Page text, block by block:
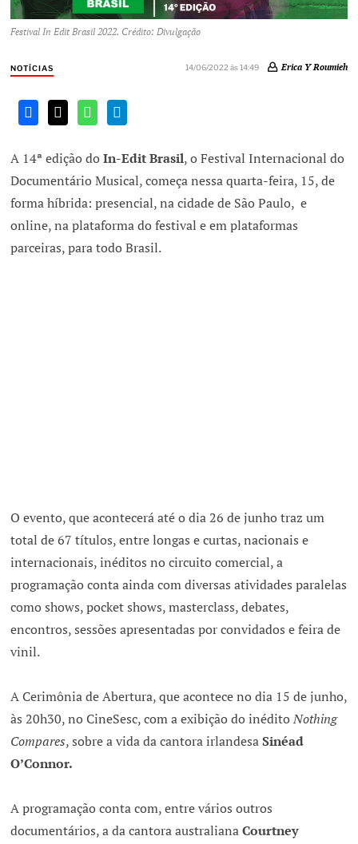
Festival In Edit Brasil 2022. Crédito: Divulgação
NOTÍCIAS 14/06/2022 às 14:49 Erica Y Roumieh
A 14ª edição doIn-Edit Brasil, o Festival Internacional do
Documentário Musical, começa nessa quarta-feira, 15, de
forma híbrida: presencial, na cidade de São Paulo, e
online, na plataforma do festival e em plataformas
parceiras, para todo Brasil.
O evento, que acontecerá até o dia 26 de junho traz um
total de 67 títulos, entre longas e curtas, nacionais e
internacionais, inéditos no circuito comercial, a
programação conta ainda com diversas atividades paralelas
como shows, pocket shows, masterclass, debates,
encontros, sessões apresentadas por convidados e feira de
vinil.
A Cerimônia de Abertura, que acontece no dia 15 de junho,
às 20h30, no CineSesc, com a exibição do inéditoNothing
Compares, sobre a vida da cantora irlandesaSinéad
O’Connor.
A programação conta com, entre vários outros
documentários, a da cantora australianaCourtney